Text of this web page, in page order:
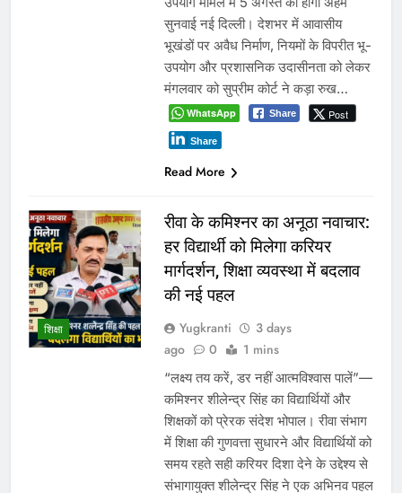
सुनवाई नई दिल्ली। देशभर में आवासीय
भूखंडों पर अवैध निर्माण, नियमों के विपरीत भू-
उपयोग और प्रशासनिक उदासीनता को लेकर
मंगलवार को सुप्रीम कोर्ट ने कड़ा रुख…
WhatsApp Share Post
Share
Read More
शिक्षा
रीवा के कमिश्नर का अनूठा नवाचार:
हर विद्यार्थी को मिलेगा करियर
मार्गदर्शन, शिक्षा व्यवस्था में बदलाव
की नई पहल
Yugkranti
3 days
ago
0 1 mins
“लक्ष्य तय करें, डर नहीं आत्मविश्वास पालें”—
कमिश्नर शीलेन्द्र सिंह का विद्यार्थियों और
शिक्षकों को प्रेरक संदेश भोपाल। रीवा संभाग
में शिक्षा की गुणवत्ता सुधारने और विद्यार्थियों को
समय रहते सही करियर दिशा देने के उद्देश्य से
संभागायुक्त शीलेन्द्र सिंह ने एक अभिनव पहल